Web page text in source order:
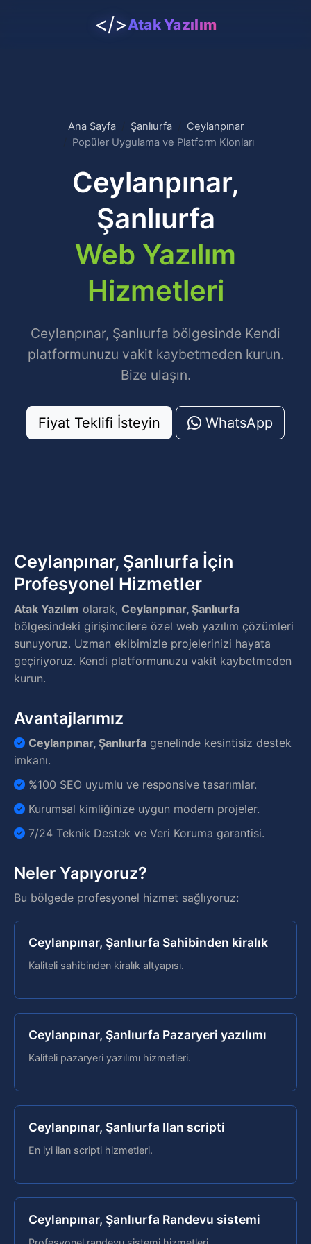
</>Atak Yazılım
Ana Sayfa Şanlıurfa
Ceylanpınar
Popüler Uygulama ve Platform Klonları
Ceylanpınar,
Şanlıurfa
Web Yazılım
Hizmetleri
Ceylanpınar, Şanlıurfa bölgesinde Kendi
platformunuzu vakit kaybetmeden kurun.
Bize ulaşın.
Fiyat Teklifi İsteyin WhatsApp
Ceylanpınar, Şanlıurfa İçin
Profesyonel Hizmetler
Atak Yazılım olarak, Ceylanpınar, Şanlıurfa
bölgesindeki girişimcilere özel web yazılım çözümleri
sunuyoruz. Uzman ekibimizle projelerinizi hayata
geçiriyoruz. Kendi platformunuzu vakit kaybetmeden
kurun.
Avantajlarımız
Ceylanpınar, Şanlıurfa genelinde kesintisiz destek
imkanı.
%100 SEO uyumlu ve responsive tasarımlar.
Kurumsal kimliğinize uygun modern projeler.
7/24 Teknik Destek ve Veri Koruma garantisi.
Neler Yapıyoruz?
Bu bölgede profesyonel hizmet sağlıyoruz:
Ceylanpınar, Şanlıurfa Sahibinden kiralık
Kaliteli sahibinden kiralık altyapısı.
Ceylanpınar, Şanlıurfa Pazaryeri yazılımı
Kaliteli pazaryeri yazılımı hizmetleri.
Ceylanpınar, Şanlıurfa Ilan scripti
En iyi ilan scripti hizmetleri.
Ceylanpınar, Şanlıurfa Randevu sistemi